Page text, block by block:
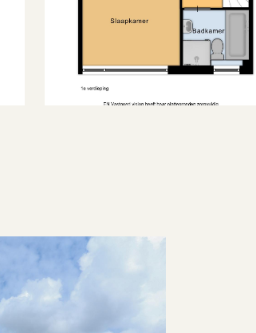
dubbel glas
2013